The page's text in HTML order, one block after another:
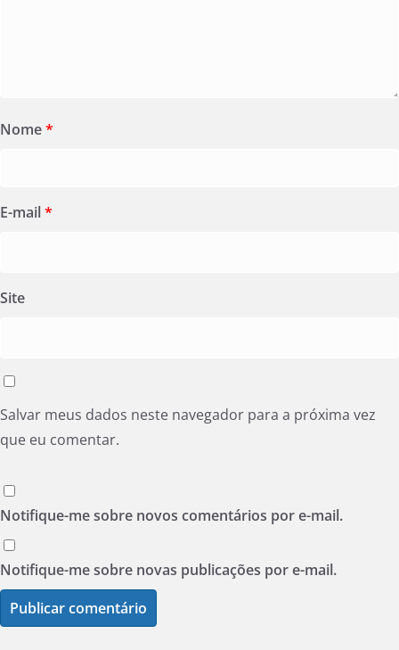
Nome*
E-mail*
Site
Salvar meus dados neste navegador para a próxima vez
que eu comentar.
Notifique-me sobre novos comentários por e-mail.
Notifique-me sobre novas publicações por e-mail.